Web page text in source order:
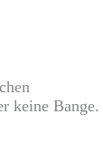
keine Bange.